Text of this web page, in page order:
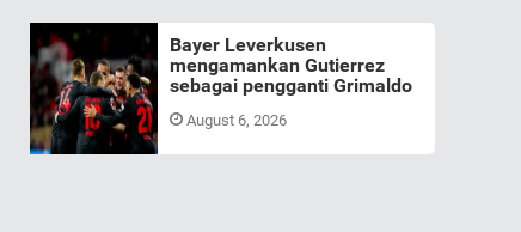
Bayer Leverkusen
mengamankan Gutierrez
sebagai pengganti Grimaldo
August 6, 2026